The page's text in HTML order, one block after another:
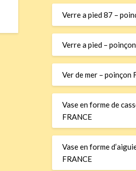
Verre a pied 87 –
Verre a pied –
Ver de mer – poinçon
Vase en forme de
FRANCE
Vase en forme
FRANCE